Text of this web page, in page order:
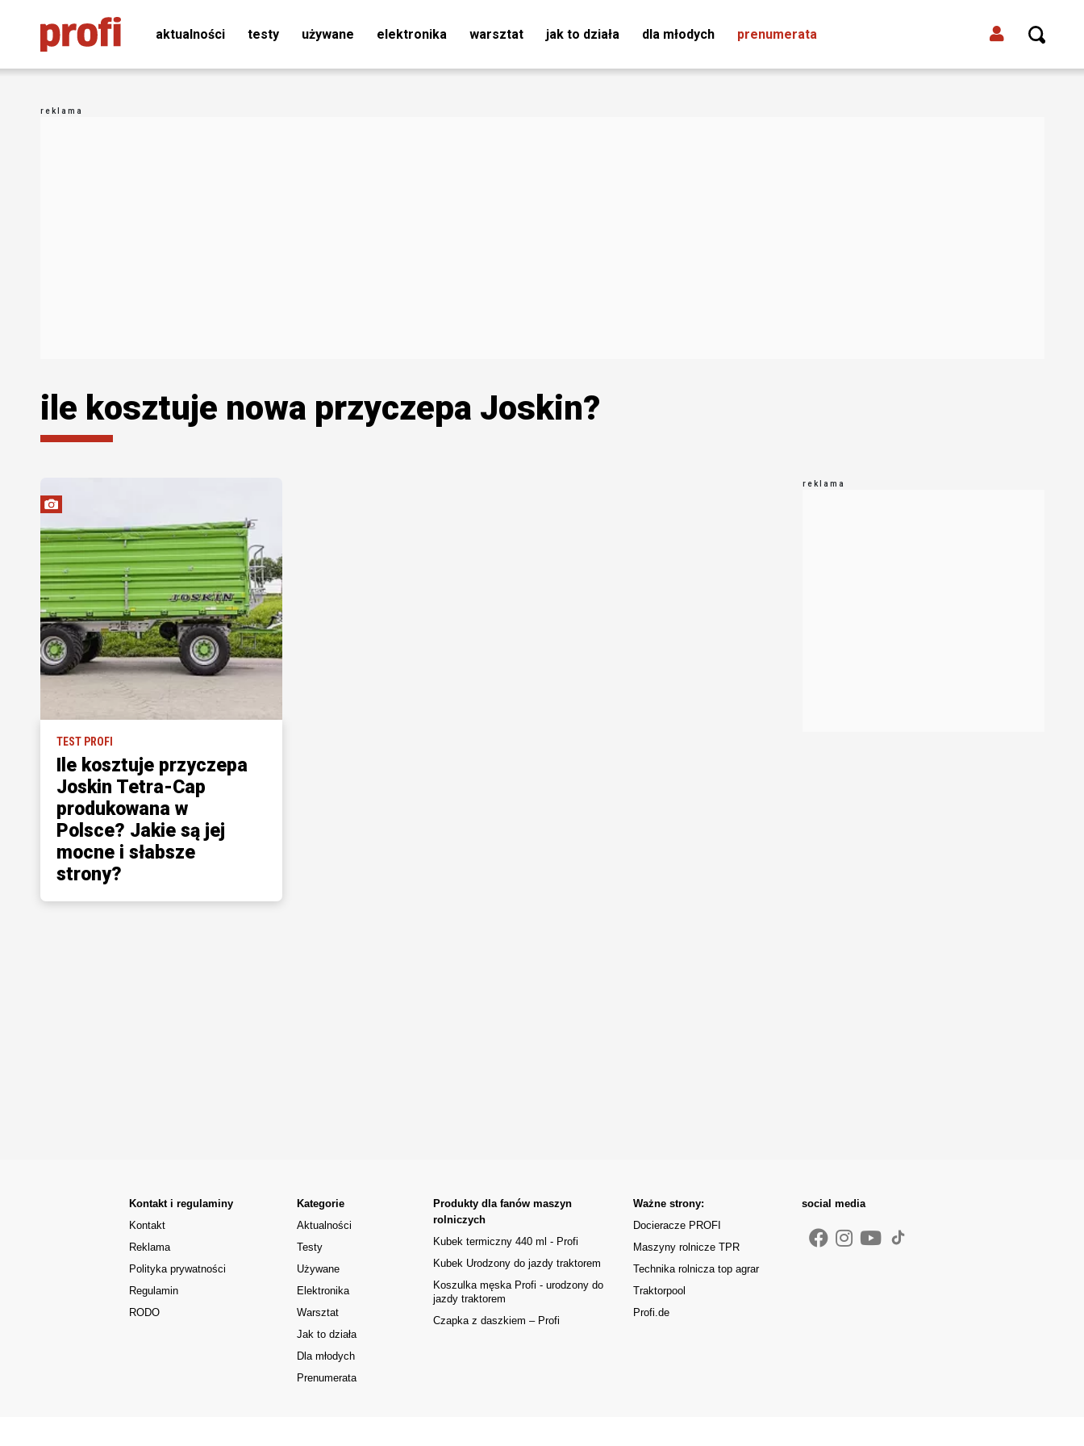
aktualności testy używane elektronika warsztat jak to działa dla młodych prenumerata
ile kosztuje nowa przyczepa Joskin?
TEST PROFI
Ile kosztuje przyczepa
Joskin Tetra-Cap
produkowana w
Polsce? Jakie są jej
mocne i słabsze
strony?
Kontakt i regulaminy
Kontakt
Reklama
Polityka prywatności
Regulamin
RODO
Kategorie
Aktualności
Testy
Używane
Elektronika
Warsztat
Jak to działa
Dla młodych
Prenumerata
Produkty dla fanów maszyn
rolniczych
Kubek termiczny 440 ml - Profi
Kubek Urodzony do jazdy traktorem
Koszulka męska Profi - urodzony do
jazdy traktorem
Czapka z daszkiem – Profi
Ważne strony:
Docieracze PROFI
Maszyny rolnicze TPR
Technika rolnicza top agrar
Traktorpool
Profi.de
social media